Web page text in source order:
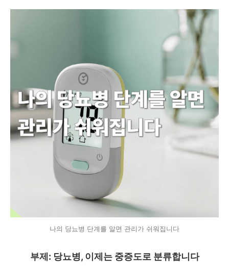
나의 당뇨병 단계를 알면 관리가 쉬워집니다
부제: 당뇨병, 이제는 중증도로 분류합니다